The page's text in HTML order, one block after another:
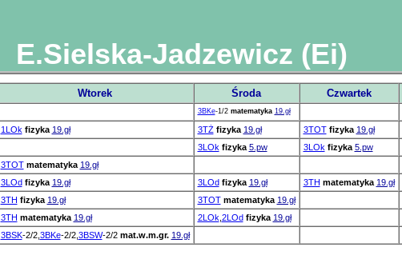
E.Sielska-Jadzewicz (Ei)
Wtorek Środa Czwartek
3BKe-1/2 matematyka 19.gł
1LOk fizyka 19.gł 3TŻ fizyka 19.gł 3TOT fizyka 19.gł
3LOk fizyka 5.pw 3LOk fizyka 5.pw
3TOT matematyka 19.gł
3LOd fizyka 19.gł 3LOd fizyka 19.gł 3TH matematyka 19.gł
3TH fizyka 19.gł 3TOT matematyka 19.gł
3TH matematyka 19.gł 2LOk 2LOd fizyka 19.gł
3BSK-2/2, 3BKe-2/2, 3BSW-2/2 mat.w.m.gr. 19.gł